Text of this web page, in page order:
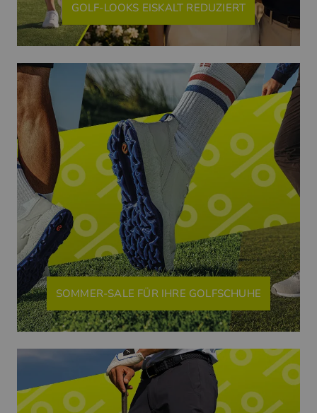
GOLF-LOOKS EISKALT REDUZIERT
SOMMER-SALE FÜR IHRE GOLFSCHUHE